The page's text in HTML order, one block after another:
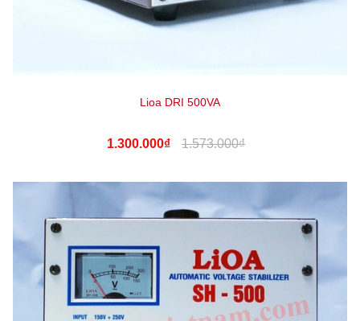
Lioa DRI 500VA
1.300.000₫ 1.573.000₫